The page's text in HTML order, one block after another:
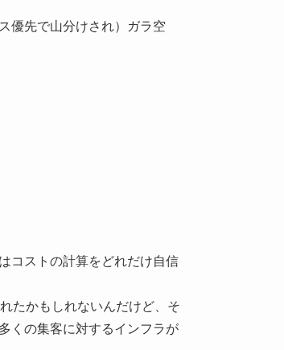
優先で山分けされ）ガラ空
コストの計算をどれだけ自信
たかもしれないんだけど、そ
くの集客に対するインフラが